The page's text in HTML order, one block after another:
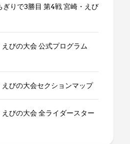
ぎりで3勝目 第4戦 宮崎・えび
えびの大会 公式プログラム
えびの大会セクションマップ
えびの大会 全ライダースター